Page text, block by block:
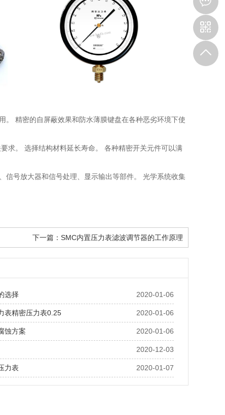
。 精密的自屏蔽效果和防水薄膜键盘在各种恶劣环境下使
求。 选择结构材料延长寿命。 各种精密开关元件可以满
信号放大器和信号处理、显示输出等部件。 光学系统收集
下一篇： SMC内置压力表滤波调节器的工作原理
2020-01-06
选择
2020-01-06
表精密压力表0.25
2020-01-06
蚀方案
2020-12-03
2020-01-07
力表